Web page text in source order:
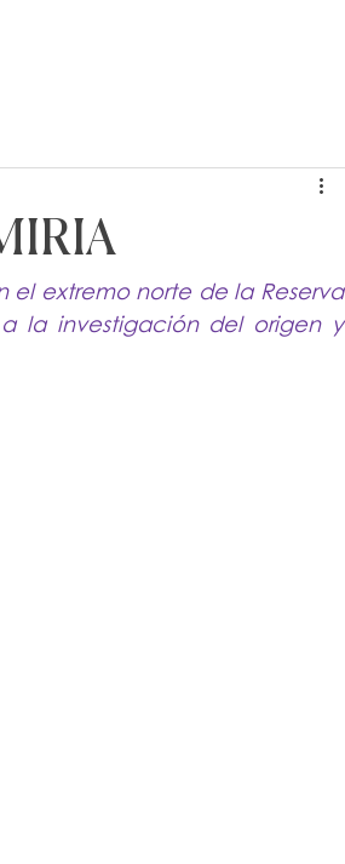
el extremo norte de la Reserva
la investigación del origen y